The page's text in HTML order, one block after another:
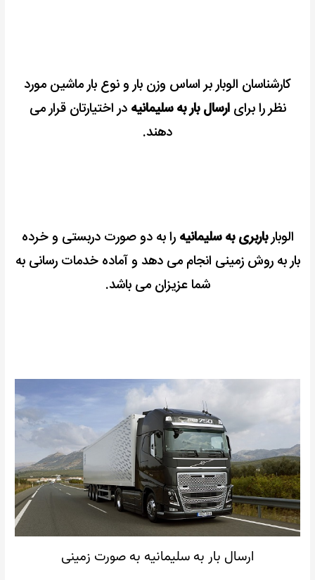
کارشناسان الوبار بر اساس وزن بار و نوع بار ماشین مورد
نظر را برایارسال بار به سلیمانیه در اختیارتان قرار می
دهند.
الوبارباربری به سلیمانیه را به دو صورت دربستی و خرده
بار به روش زمینی انجام می دهد و آماده خدمات رسانی به
شما عزیزان می باشد.
ارسال بار به سلیمانیه به صورت زمینی